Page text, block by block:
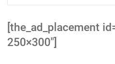
[the_ad_placement
250×300″]